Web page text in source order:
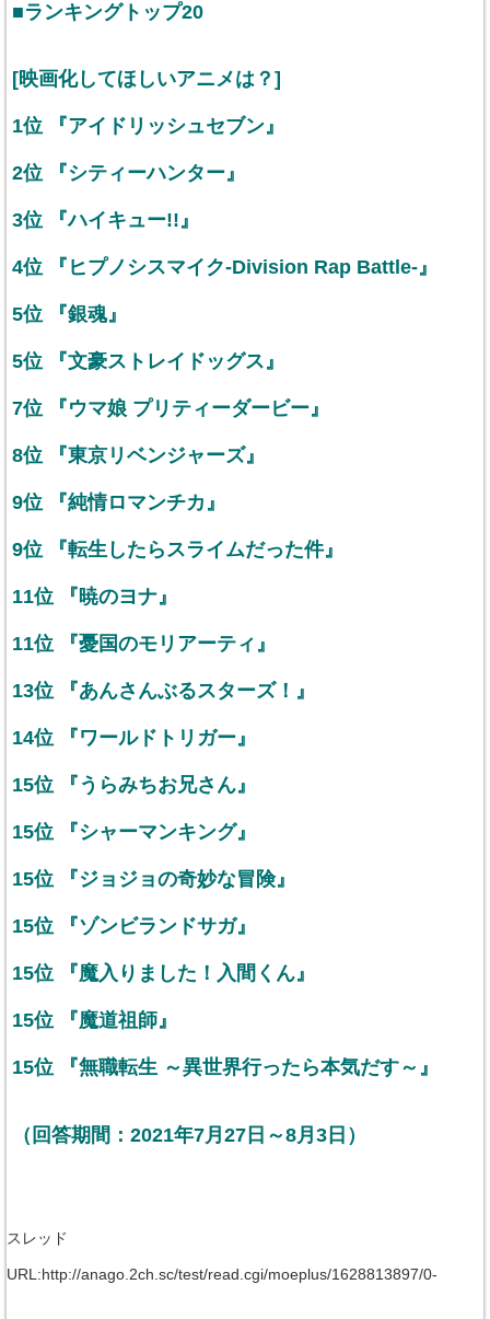
■ランキングトップ20
[映画化してほしいアニメは？]
1位 『アイドリッシュセブン』
2位 『シティーハンター』
3位 『ハイキュー!!』
4位 『ヒプノシスマイク-Division Rap Battle-』
5位 『銀魂』
5位 『文豪ストレイドッグス』
7位 『ウマ娘 プリティーダービー』
8位 『東京リベンジャーズ』
9位 『純情ロマンチカ』
9位 『転生したらスライムだった件』
11位 『暁のヨナ』
11位 『憂国のモリアーティ』
13位 『あんさんぶるスターズ！』
14位 『ワールドトリガー』
15位 『うらみちお兄さん』
15位 『シャーマンキング』
15位 『ジョジョの奇妙な冒険』
15位 『ゾンビランドサガ』
15位 『魔入りました！入間くん』
15位 『魔道祖師』
15位 『無職転生 ～異世界行ったら本気だす～』
（回答期間：2021年7月27日～8月3日）
スレッド
URL:http://anago.2ch.sc/test/read.cgi/moeplus/1628813897/0-